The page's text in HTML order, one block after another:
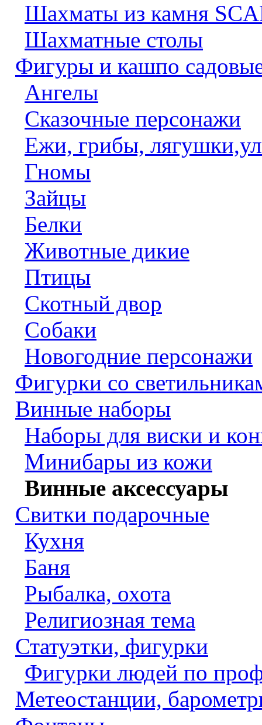
Шахматы из камня
Шахматные столы
Фигуры и кашпо
Ангелы
Сказочные персонажи
Ежи, грибы,
Гномы
Зайцы
Белки
Животные дикие
Птицы
Скотный двор
Собаки
Новогодние персонажи
Фигурки со
Винные наборы
Наборы для виски и
Минибары из кожи
Винные аксессуары
Свитки подарочные
Кухня
Баня
Рыбалка, охота
Религиозная тема
Статуэтки, фигурки
Фигурки людей по
Метеостанции,